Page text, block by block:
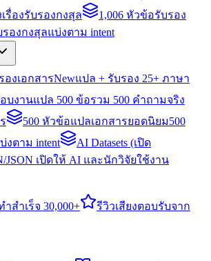
รื่องรับรองกงสุล
1,006 หัวข้อรับรอง
องกงสุลแบ่งตาม intent
งเอกสารNewแปล + รับรอง 25+ ภาษา
บงานแปล 500 ข้อรวม 500 คำถามจริง
500 หัวข้อแปลเอกสารยอดนิยม500
งตาม intent
AI Datasets (เปิด
JSON เปิดให้ AI และนักวิจัยใช้งาน
ำสำเร็จ 30,000+ รีวิวเสียงตอบรับจาก